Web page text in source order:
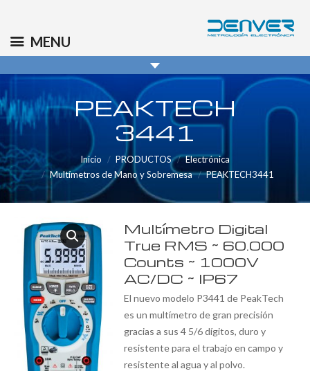
info@denver.es
PEAKTECH
3441
Inicio PRODUCTOS
Electrónica
Multímetros de Mano y Sobremesa
PEAKTECH3441
Multímetro Digital
True RMS ~ 60.000
Counts ~ 1000V
AC/DC ~ IP67
El nuevo modelo P3441 de PeakTech
es un multímetro de gran precisión
gracias a sus 4 5/6 dígitos, duro y
resistente para el trabajo en campo y
resistente al agua y al polvo.
MENU